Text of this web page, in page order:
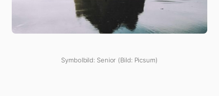
Symbolbild: Senior (Bild: Picsum)